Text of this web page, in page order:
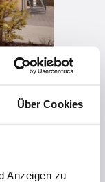
Über Cookies
Anzeigen zu